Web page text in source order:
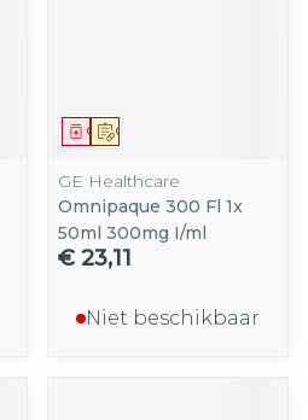
Op voorschrift
Geneesmiddel
GE Healthcare
Omnipaque 300 Fl 1x
50ml 300mg I/ml
€ 23,11
Niet beschikbaar